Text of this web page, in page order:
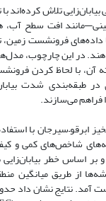
بیابان‌زایی تلاش
افت سطح آب،
فرونشست زمین،
آن، با لحاظ کردن
در طبقه‌بندی شدت
فراهم می‌سازند.
شاخص‌های کمی و
اساس خطر
از طریق میانگین